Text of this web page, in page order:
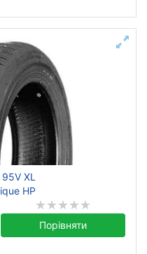
XL
HP
Порівняти